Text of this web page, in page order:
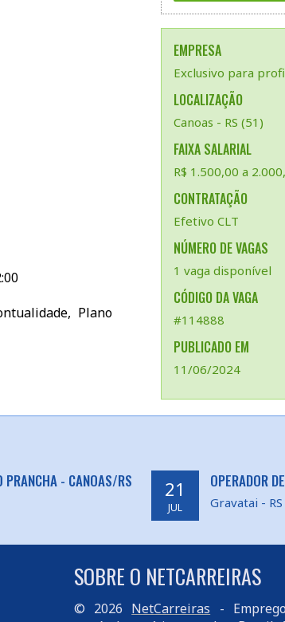
EMPRESA
Exclusivo para
LOCALIZAÇÃO
Canoas - RS (51)
FAIXA SALARIAL
R$ 1.500,00 a
CONTRATAÇÃO
Efetivo CLT
NÚMERO DE VAGAS
1 vaga disponível
CÓDIGO DA VAGA
#114888
PUBLICADO EM
11/06/2024
Plano
PRANCHA - CANOAS/RS 21
JUL
OPERADOR
Gravatai - RS
SOBRE O NETCARREIRAS
© 2026 NetCarreiras -